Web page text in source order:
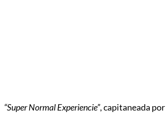
“Super Normal Experiencie”, capitaneada por